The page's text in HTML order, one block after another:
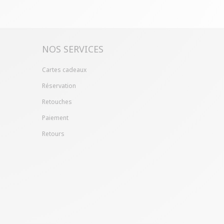
NOS SERVICES
Cartes cadeaux
Réservation
Retouches
Paiement
Retours